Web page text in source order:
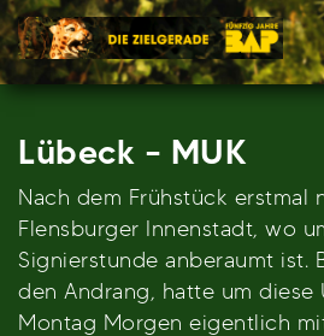
Skip
to
content
Lübeck – MUK
Nach dem Frühstück erstmal
Flensburger Innenstadt, wo
Signierstunde anberaumt ist.
den Andrang, hatte um diese
Montag Morgen eigentlich